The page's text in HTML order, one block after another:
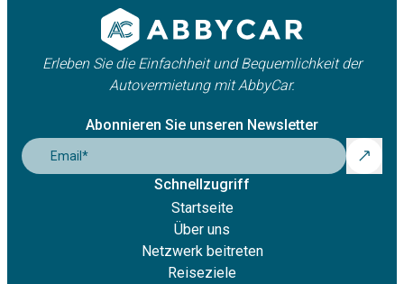
Erleben Sie die Einfachheit und Bequemlichkeit der
Autovermietung mit AbbyCar.
Abonnieren Sie unseren Newsletter
Email *
Schnellzugriff
Startseite
Über uns
Netzwerk beitreten
Reiseziele